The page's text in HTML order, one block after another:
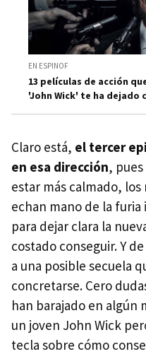
EN ESPINOF
13 películas de acción
'John Wick' te ha dejado
Claro está, el tercer
en esa dirección,
estar más calmado,
echan mano de la
para dejar clara la
costado conseguir. Y
a una posible secuela
concretarse. Cero
han barajado en algún
un joven John Wick
tecla sobre cómo